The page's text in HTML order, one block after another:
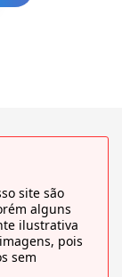
site são
alguns
ilustrativa
pois
sem